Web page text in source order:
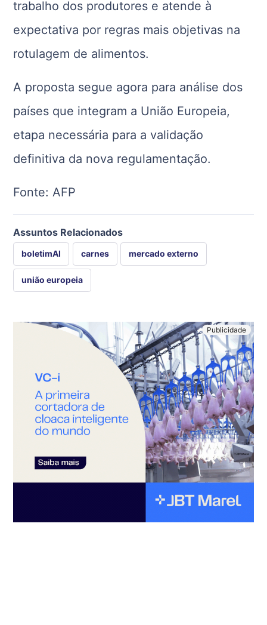
trabalho dos produtores e atende à
expectativa por regras mais objetivas na
rotulagem de alimentos.
A proposta segue agora para análise dos
países que integram a União Europeia,
etapa necessária para a validação
definitiva da nova regulamentação.
Fonte: AFP
Assuntos Relacionados
boletimAI carnes mercado externo
união europeia